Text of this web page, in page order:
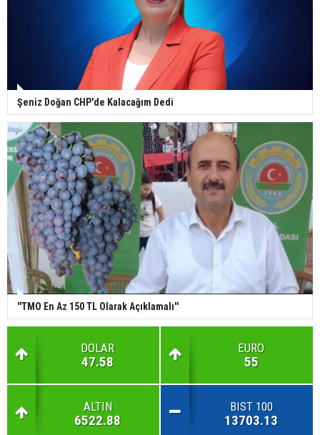
Şeniz Doğan CHP'de Kalacağım Dedi
''TMO En Az 150 TL Olarak Açıklamalı''
DOLAR
47.58
EURO
55
ALTIN
6522.88
BIST 100
13703.13